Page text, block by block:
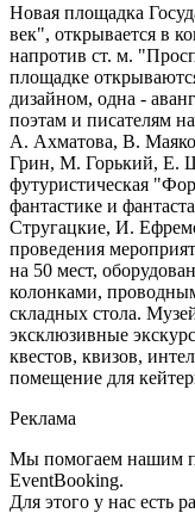
Новая площадка
век", открывается в
напротив ст. м.
площадке
дизайном, одна -
поэтам и писателям
А. Ахматова, В.
Грин, М. Горький, Е.
футуристическая
фантастике и
Стругацкие, И.
проведения
на 50 мест,
колонками,
складных стола.
эксклюзивные
квестов, квизов,
помещение для
Реклама
Мы помогаем нашим
EventBooking.
Для этого у нас есть